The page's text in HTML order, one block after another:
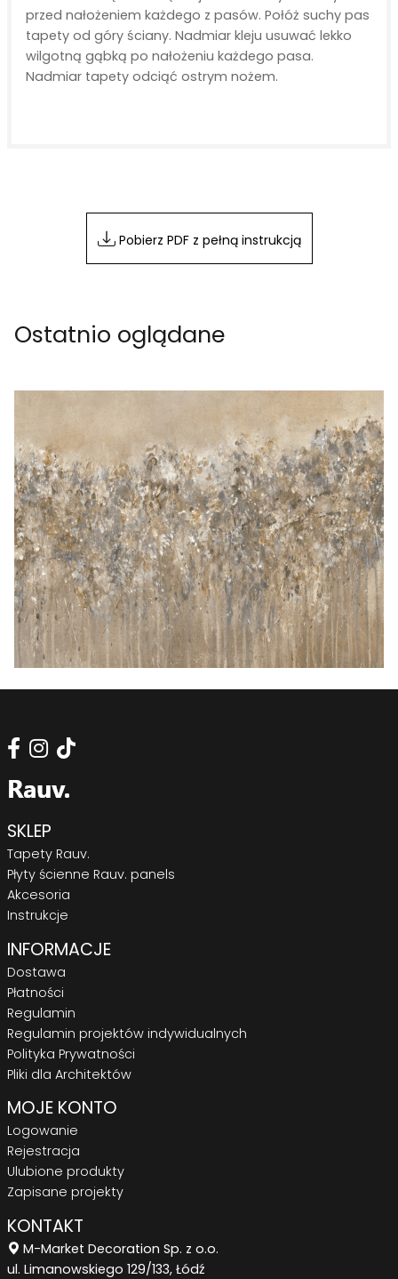
przed nałożeniem każdego z pasów. Połóż suchy pas
tapety od góry ściany. Nadmiar kleju usuwać lekko
wilgotną gąbką po nałożeniu każdego pasa.
Nadmiar tapety odciąć ostrym nożem.
Pobierz PDF z pełną instrukcją
Ostatnio oglądane
SKLEP
Tapety Rauv.
Płyty ścienne Rauv. panels
Akcesoria
Instrukcje
INFORMACJE
Dostawa
Płatności
Regulamin
Regulamin projektów indywidualnych
Polityka Prywatności
Pliki dla Architektów
MOJE KONTO
Logowanie
Rejestracja
Ulubione produkty
Zapisane projekty
KONTAKT
M-Market Decoration Sp. z o.o.
ul. Limanowskiego 129/133, Łódź